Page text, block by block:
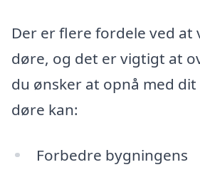
Der er flere fordele ved at
døre, og det er vigtigt at
du ønsker at opnå med
døre kan:
Forbedre bygningens